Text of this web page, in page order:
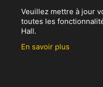
Veuillez mettre à jour
toutes les
Hall.
En savoir plus